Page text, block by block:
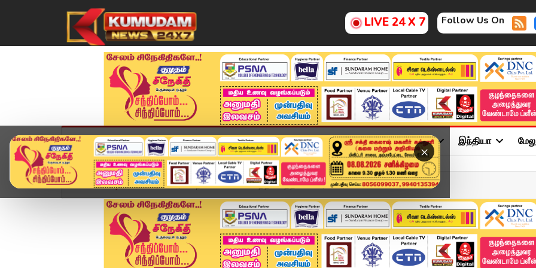
LIVE 24 X 7 Follow Us On
×
முகப்பு விளையாட்டு அண்மை தமிழ்நாடு சினிமா அரசியல் விளையாட்டு இந்தியா
Home வீடியோ ஸ்டோரி ரயில் நிலையம் லிப்ட் விபத்தில் எத்தனை பேர் மீட்...